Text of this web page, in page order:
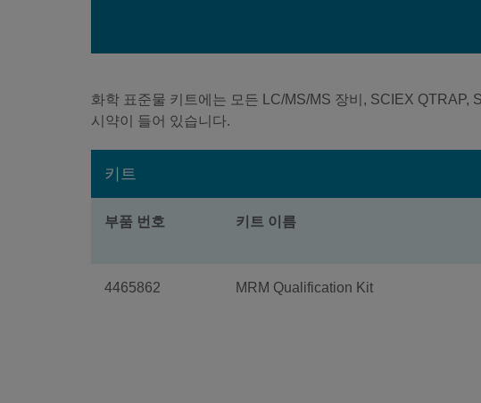
화학 표준물 키트에는 모든 LC/MS/MS 장비, SCIEX QTRAP,
시약이 들어 있습니다.
키트
부품 번호 키트 이름
4465862 MRM Qualification Kit